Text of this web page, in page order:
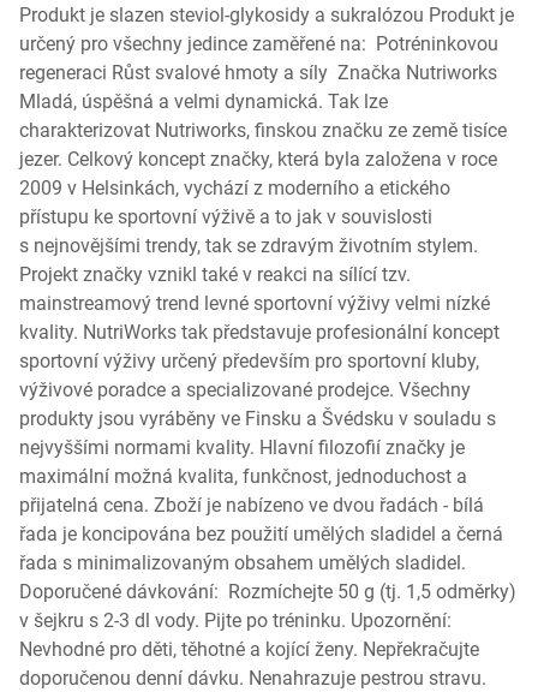
Produkt je slazen steviol-glykosidy a sukralózou Produkt je
určený pro všechny jedince zaměřené na: Potréninkovou
regeneraci Růst svalové hmoty a síly Značka Nutriworks
Mladá, úspěšná a velmi dynamická. Tak lze
charakterizovat Nutriworks, finskou značku ze země tisíce
jezer. Celkový koncept značky, která byla založena v roce
2009 v Helsinkách, vychází z moderního a etického
přístupu ke sportovní výživě a to jak v souvislosti
s nejnovějšími trendy, tak se zdravým životním stylem.
Projekt značky vznikl také v reakci na sílící tzv.
mainstreamový trend levné sportovní výživy velmi nízké
kvality. NutriWorks tak představuje profesionální koncept
sportovní výživy určený především pro sportovní kluby,
výživové poradce a specializované prodejce. Všechny
produkty jsou vyráběny ve Finsku a Švédsku v souladu s
nejvyššími normami kvality. Hlavní filozofií značky je
maximální možná kvalita, funkčnost, jednoduchost a
přijatelná cena. Zboží je nabízeno ve dvou řadách - bílá
řada je koncipována bez použití umělých sladidel a černá
řada s minimalizovaným obsahem umělých sladidel.
Doporučené dávkování: Rozmíchejte 50 g (tj. 1,5 odměrky)
v šejkru s 2-3 dl vody. Pijte po tréninku. Upozornění:
Nevhodné pro děti, těhotné a kojící ženy. Nepřekračujte
doporučenou denní dávku. Nenahrazuje pestrou stravu.